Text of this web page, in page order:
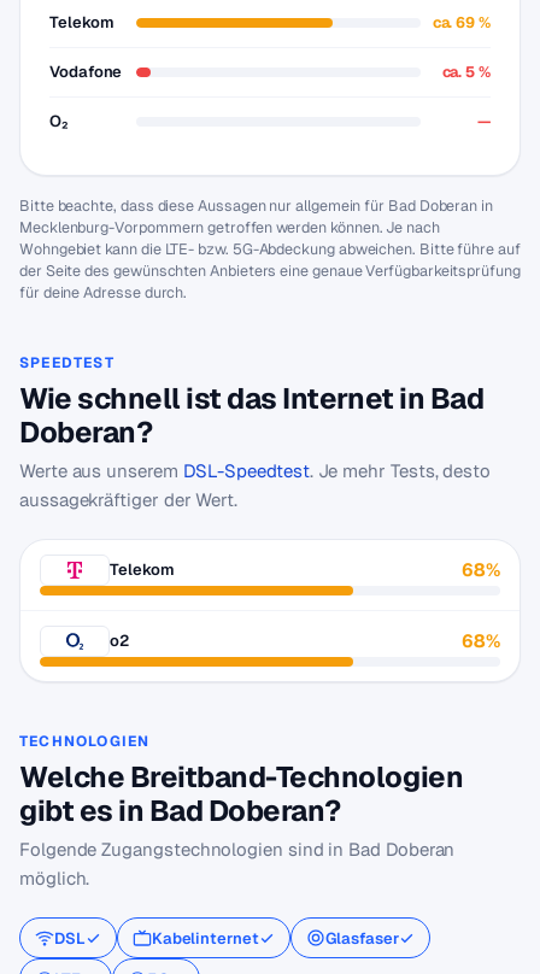
Telekom ca. 69 %
Vodafone ca. 5 %
O₂ —
Bitte beachte, dass diese Aussagen nur allgemein für Bad Doberan in
Mecklenburg-Vorpommern getroffen werden können. Je nach
Wohngebiet kann die LTE- bzw. 5G-Abdeckung abweichen. Bitte führe auf
der Seite des gewünschten Anbieters eine genaue Verfügbarkeitsprüfung
für deine Adresse durch.
SPEEDTEST
Wie schnell ist das Internet in Bad
Doberan?
Werte aus unserem DSL-Speedtest. Je mehr Tests, desto
aussagekräftiger der Wert.
Telekom 68%
o2 68%
TECHNOLOGIEN
Welche Breitband-Technologien
gibt es in Bad Doberan?
Folgende Zugangstechnologien sind in Bad Doberan
möglich.
DSL Kabelinternet
Glasfaser